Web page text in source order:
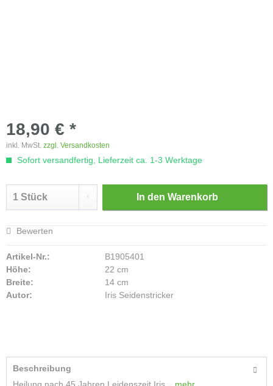
18,90 € *
inkl. MwSt. zzgl. Versandkosten
Sofort versandfertig, Lieferzeit ca. 1-3 Werktage
In den Warenkorb
Bewerten
Artikel-Nr.:
B1905401
Höhe:
22 cm
Breite:
14 cm
Autor:
Iris Seidenstricker
Beschreibung